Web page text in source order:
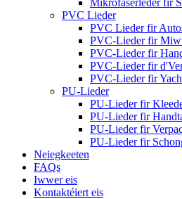
Mikrofaserleder fir
PVC Lieder
PVC Lieder fir
PVC-Lieder fir
PVC-Lieder fir
PVC-Lieder fir
PVC-Lieder fir
PU-Lieder
PU-Lieder fir
PU-Lieder fir
PU-Lieder fir
PU-Lieder fir
Neiegkeeten
FAQs
Iwwer eis
Kontaktéiert eis